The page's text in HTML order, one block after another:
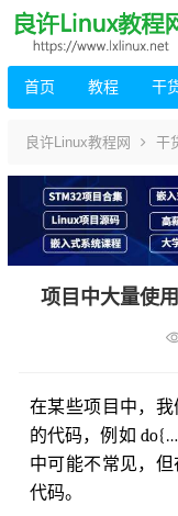
首页 教程 干
良许Linux教程网 干
项目中大量使
在某些项目中，
的代码，例如
中可能不常见，
代码。